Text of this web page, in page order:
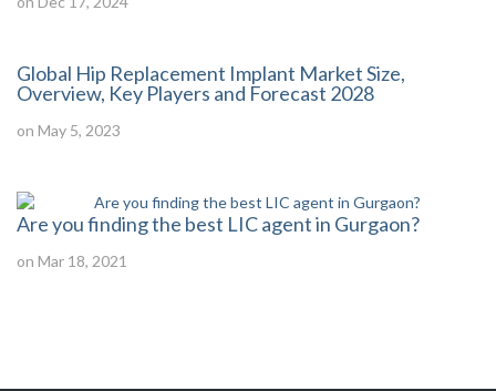
Global Hip Replacement Implant Market Size,
Overview, Key Players and Forecast 2028
on May 5, 2023
Are you finding the best LIC agent in Gurgaon?
on Mar 18, 2021